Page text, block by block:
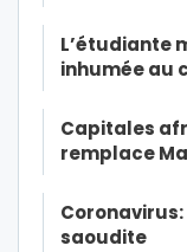
L’étudiante
inhumée au
Capitales
remplace
saoudite